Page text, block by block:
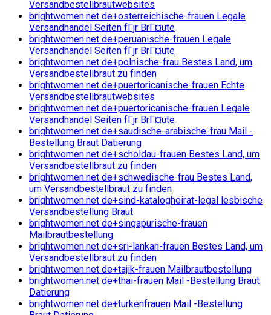
Versandbestellbrautwebsites
brightwomen.net de+osterreichische-frauen Legale
Versandhandel Seiten fГјr BrГ¤ute
brightwomen.net de+peruanische-frauen Legale
Versandhandel Seiten fГјr BrГ¤ute
brightwomen.net de+polnische-frau Bestes Land, um
Versandbestellbraut zu finden
brightwomen.net de+puertoricanische-frauen Echte
Versandbestellbrautwebsites
brightwomen.net de+puertoricanische-frauen Legale
Versandhandel Seiten fГјr BrГ¤ute
brightwomen.net de+saudische-arabische-frau Mail -
Bestellung Braut Datierung
brightwomen.net de+scholdau-frauen Bestes Land, um
Versandbestellbraut zu finden
brightwomen.net de+schwedische-frau Bestes Land,
um Versandbestellbraut zu finden
brightwomen.net de+sind-katalogheirat-legal lesbische
Versandbestellung Braut
brightwomen.net de+singapurische-frauen
Mailbrautbestellung
brightwomen.net de+sri-lankan-frauen Bestes Land, um
Versandbestellbraut zu finden
brightwomen.net de+tajik-frauen Mailbrautbestellung
brightwomen.net de+thai-frauen Mail -Bestellung Braut
Datierung
brightwomen.net de+turkenfrauen Mail -Bestellung